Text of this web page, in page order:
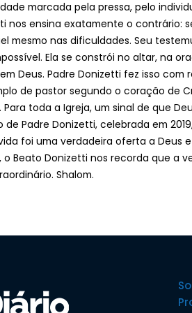
marcada pela pressa, pelo
nos ensina exatamente o contrário:
mesmo nas dificuldades. Seu
Ela se constrói no altar, na
Deus. Padre Donizetti fez isso com
de pastor segundo o coração de
Para toda a Igreja, um sinal de que
Padre Donizetti, celebrada em
foi uma verdadeira oferta a Deus
o Beato Donizetti nos recorda que a
Shalom.